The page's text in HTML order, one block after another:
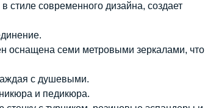
современного дизайна, создает
оснащена семи метровыми зеркалами, что
с душевыми.
и педикюра.